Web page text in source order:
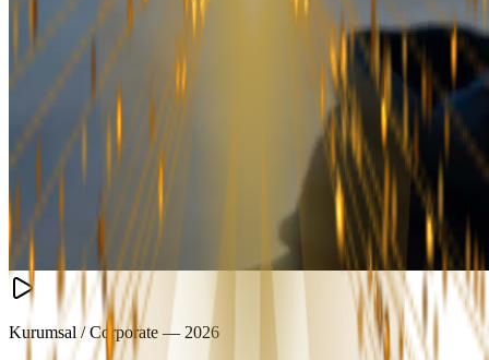
Kurumsal / Corporate — 2026